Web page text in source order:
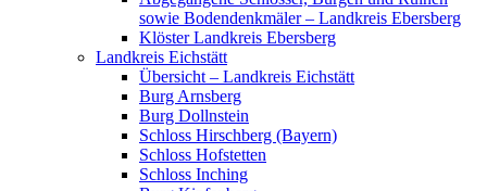
sowie Bodendenkmäler – Landkreis Ebersberg
Klöster Landkreis Ebersberg
Landkreis Eichstätt
Übersicht – Landkreis Eichstätt
Burg Arnsberg
Burg Dollnstein
Schloss Hirschberg (Bayern)
Schloss Hofstetten
Schloss Inching